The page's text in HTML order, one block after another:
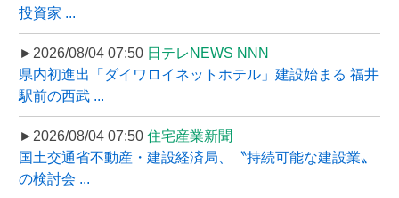
投資家 ...
►2026/08/04 07:50 日テレNEWS NNN
県内初進出「ダイワロイネットホテル」建設始まる 福井
駅前の西武 ...
►2026/08/04 07:50 住宅産業新聞
国土交通省不動産・建設経済局、〝持続可能な建設業〟
の検討会 ...